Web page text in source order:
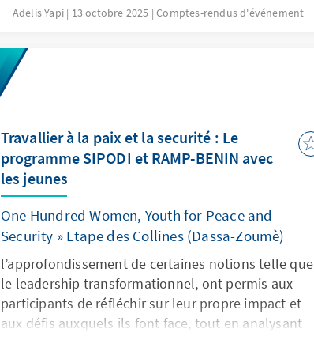
dans l'équilibre de l'action pour la paix en Afrique
Adelis Yapi 13 octobre 2025 Comptes-rendus d'événement
Travallier à la paix et la securité : Le
programme SIPODI et RAMP-BENIN avec
les jeunes
One Hundred Women, Youth for Peace and
Security » Etape des Collines (Dassa-Zoumè)
l’approfondissement de certaines notions telle que
le leadership transformationnel, ont permis aux
participants de réfléchir sur leur propre impact et
aux défis auxquels ils font face, tout en analysant